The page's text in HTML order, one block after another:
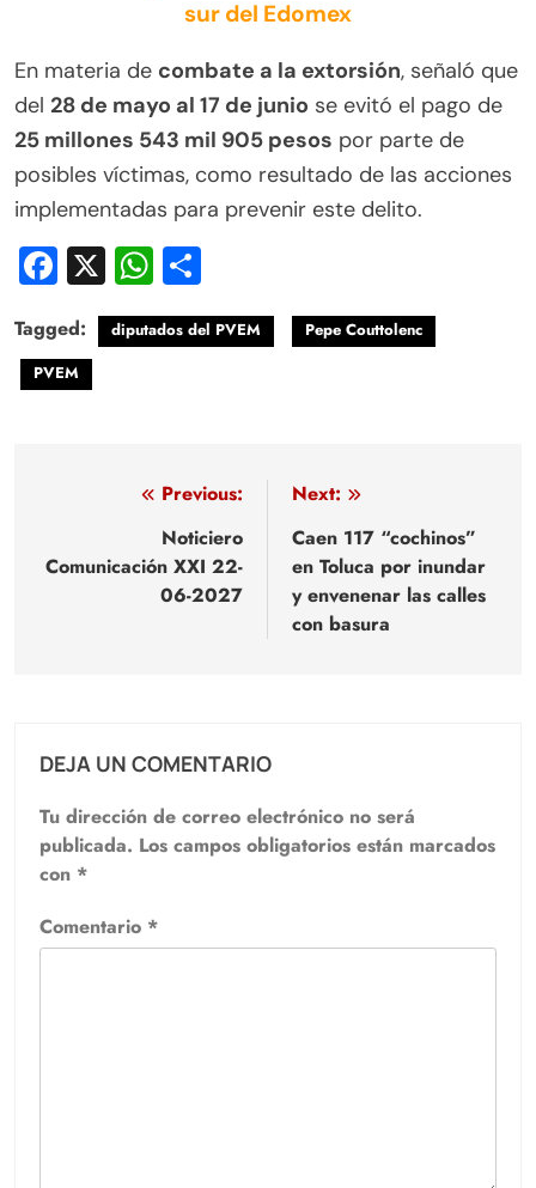
sur del Edomex
En materia de combate a la extorsión, señaló que
del 28 de mayo al 17 de junio se evitó el pago de
25 millones 543 mil 905 pesos por parte de
posibles víctimas, como resultado de las acciones
implementadas para prevenir este delito.
Facebook
X WhatsApp
Tagged: diputados del PVEM
Pepe Couttolenc
PVEM
Navegación
entradas
Previous:
Noticiero
Comunicación XXI 22-
06-2027
Next:
Caen 117 “cochinos”
en Toluca por inundar
y envenenar las calles
con basura
DEJA UN COMENTARIO
Tu dirección de correo electrónico no será
publicada. Los campos obligatorios están marcados
con *
Comentario *